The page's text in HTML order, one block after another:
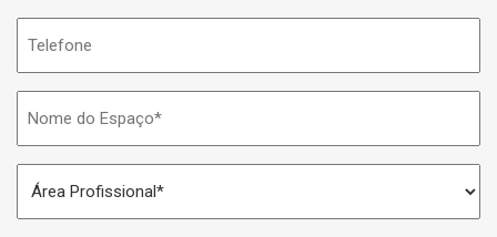
do
Espaço
Profissional
*